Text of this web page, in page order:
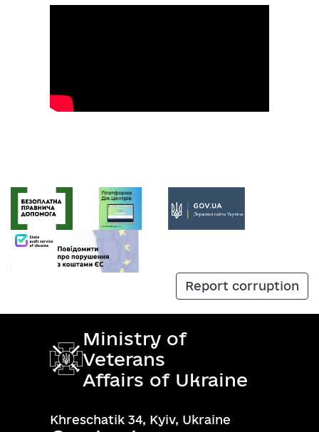
Report corruption
Ministry of
Veterans
Affairs of Ukraine
Khreschatik 34, Kyiv, Ukraine